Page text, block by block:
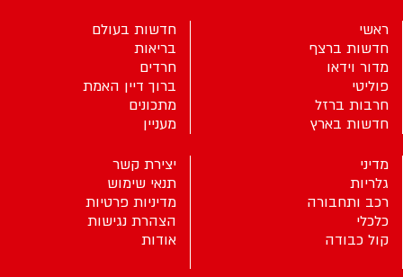
ראשי
חדשות ברצף
מדור וידאו
פוליטי
חרבות ברזל
חדשות בארץ
חדשות בעולם
בריאות
חרדים
ברוך דיין האמת
מתכונים
מעניין
מדיני
גלריות
רכב ותחבורה
כלכלי
קול כבודה
יצירת קשר
תנאי שימוש
מדיניות פרטיות
הצהרת נגישות
אודות